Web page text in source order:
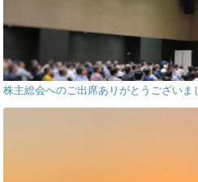
株主総会へのご出席ありがとうございま